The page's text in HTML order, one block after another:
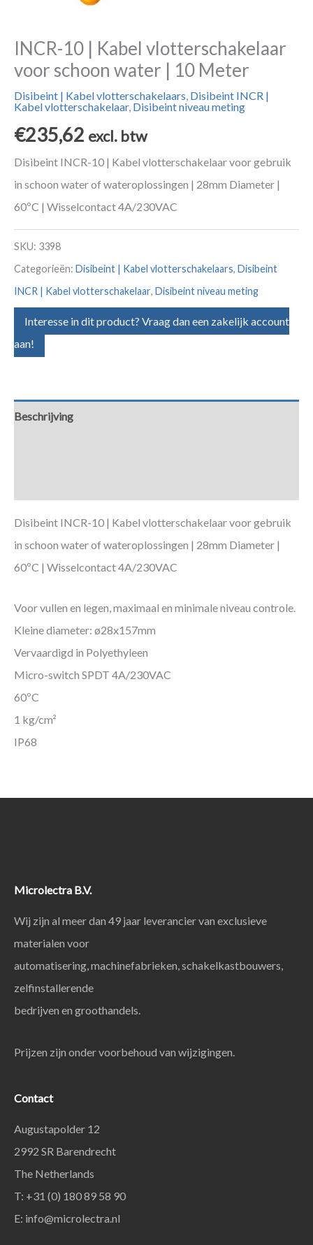
INCR-10 | Kabel vlotterschakelaar
voor schoon water | 10 Meter
Disibeint | Kabel vlotterschakelaars, Disibeint INCR |
Kabel vlotterschakelaar, Disibeint niveau meting
€235,62 excl. btw
Disibeint INCR-10 | Kabel vlotterschakelaar voor gebruik
in schoon water of wateroplossingen | 28mm Diameter |
60ºC | Wisselcontact 4A/230VAC
SKU: 3398
Categorieën: Disibeint | Kabel vlotterschakelaars, Disibeint
INCR | Kabel vlotterschakelaar, Disibeint niveau meting
Interesse in dit product? Vraag dan een zakelijk account
aan!
Beschrijving
Disibeint INCR-10 | Kabel vlotterschakelaar voor gebruik
in schoon water of wateroplossingen | 28mm Diameter |
60ºC | Wisselcontact 4A/230VAC
Voor vullen en legen, maximaal en minimale niveau controle.
Kleine diameter: ø28x157mm
Vervaardigd in Polyethyleen
Micro-switch SPDT 4A/230VAC
60ºC
1 kg/cm²
IP68
Microlectra B.V.
Wij zijn al meer dan 49 jaar leverancier van exclusieve
materialen voor
automatisering, machinefabrieken, schakelkastbouwers,
zelfinstallerende
bedrijven en groothandels.
Prijzen zijn onder voorbehoud van wijzigingen.
Contact
Augustapolder 12
2992 SR Barendrecht
The Netherlands
T: +31 (0) 180 89 58 90
E: info@microlectra.nl